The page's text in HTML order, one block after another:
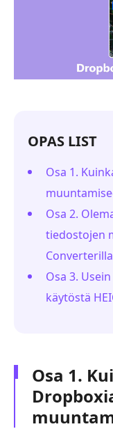
OPAS LIST
Osa 1.
Osa 2.
tiedostojen
Converterilla
Osa 3.
käytöstä
Osa 1.